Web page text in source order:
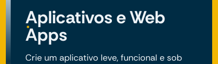
Aplicativos e Web
Apps
Crie um aplicativo leve, funcional e sob